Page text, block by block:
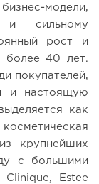
модели,
и сильному
рост и
более 40 лет.
покупателей,
и настоящую
как
крупнейших
с большими
Estee